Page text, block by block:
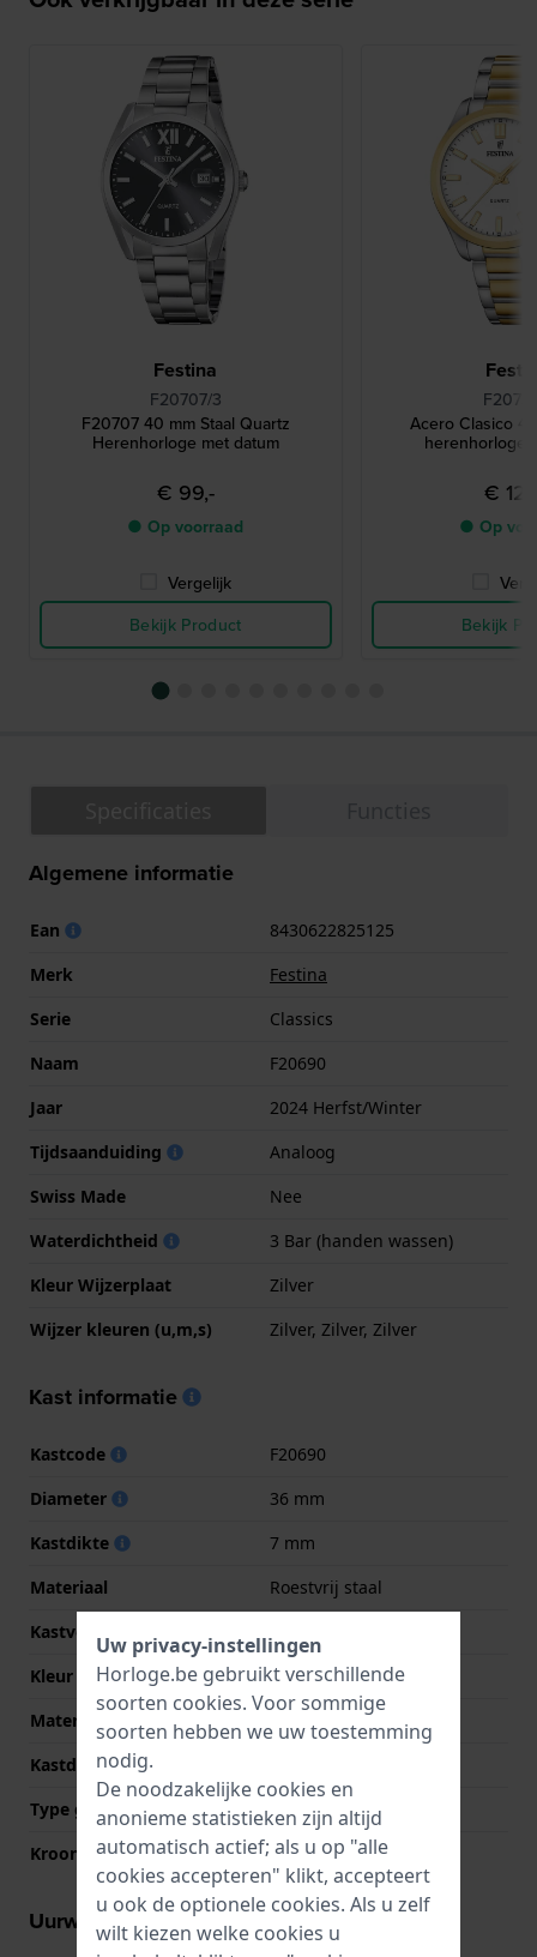
Festina
F20707/3
F20707 40 mm Staal Quartz
Herenhorloge met datum
€ 99,-
● Op voorraad
Vergelijk
Bekijk Product
Acero Clasico
herenhorloge
€
● Op
Bekijk
Algemene informatie
Ean
8430622825125
Merk
Festina
Serie
Classics
Naam
F20690
Jaar
2024 Herfst/Winter
Tijdsaanduiding
Analoog
Swiss Made
Nee
Waterdichtheid
3 Bar (handen wassen)
Kleur Wijzerplaat
Zilver
Wijzer kleuren (u,m,s)
Zilver, Zilver, Zilver
Kast informatie
Kastcode
F20690
Diameter
36 mm
Kastdikte
7 mm
Materiaal
Roestvrij staal
Kastvorm
Kleur kast
Zilver
Materiaal kastdeksel
Roestvrij staal
Kastdeksel
Type glas
Mineraal
Kroon
Trek kroon
Uurwerk informatie
Uw privacy-instellingen
Horloge.be gebruikt verschillende
soorten cookies. Voor sommige
soorten hebben we uw toestemming
nodig.
De noodzakelijke cookies en
anonieme statistieken zijn altijd
automatisch actief; als u op "alle
cookies accepteren" klikt, accepteert
u ook de optionele cookies. Als u zelf
wilt kiezen welke cookies u